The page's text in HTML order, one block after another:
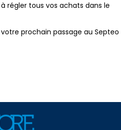
régler tous vos achats dans le
prochain passage au Septeo